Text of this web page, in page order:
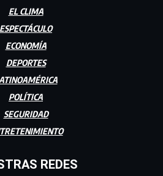
EL CLIMA
ESPECTÁCULO
ECONOMÍA
DEPORTES
POLÍTICA
SEGURIDAD
REDES